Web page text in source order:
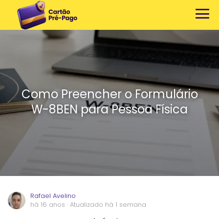
Como Preencher o Formulário
W-8BEN para Pessoa Física
Rafael Avelino
há 16 anos · Atualizado há 1 semana